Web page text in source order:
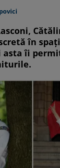
în
asta îi